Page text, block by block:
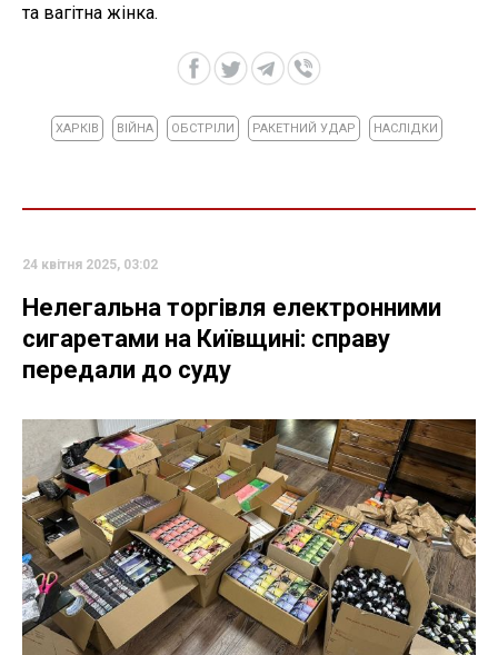
та вагітна жінка.
ХАРКІВ ВІЙНА ОБСТРІЛИ РАКЕТНИЙ УДАР НАСЛІДКИ
24 квітня 2025, 03:02
Нелегальна торгівля електронними
сигаретами на Київщині: справу
передали до суду